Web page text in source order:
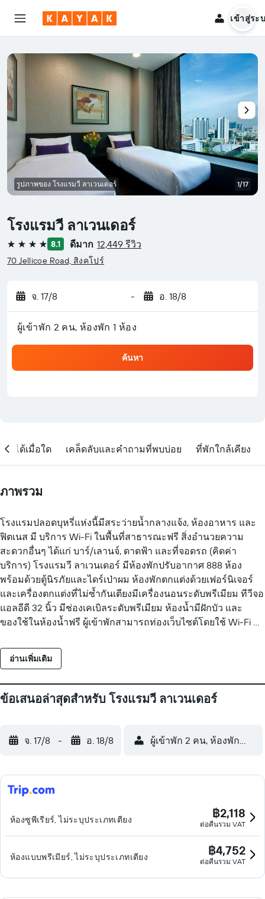
เข้าสู่ระ
โรงแรมวี ลาเวนเดอร์
4 ดาว 8.1 ดีมาก 12,449 รีวิว
70 Jellicoe Road, สิงคโปร์
จ. 17/8 - อ. 18/8
ผู้เข้าพัก 2 คน, ห้องพัก 1 ห้อง
ค้นหา
รูปภาพของ โรงแรมวี ลาเวนเดอร์ 1/17
องได้เมื่อใด เคล็ดลับและคำถามที่พบบ่อย ที่พักใกล้เคียง
ภาพรวม
โรงแรมปลอดบุหรี่แห่งนี้มีสระว่ายน้ำกลางแจ้ง, ห้องอาหาร และ
ฟิตเนส มี บริการ Wi-Fi ในพื้นที่สาธารณะฟรี สิ่งอำนวยความ
สะดวกอื่นๆ ได้แก่ บาร์/เลานจ์, ดาดฟ้า และที่จอดรถ (คิดค่า
บริการ) โรงแรมวี ลาเวนเดอร์ มีห้องพักปรับอากาศ 888 ห้อง
พร้อมด้วยตู้นิรภัยและไดร์เป่าผม ห้องพักตกแต่งด้วยเฟอร์นิเจอร์
และเครื่องตกแต่งที่ไม่ซ้ำกันเตียงมีเครื่องนอนระดับพรีเมียม ทีวีจอ
แอลอีดี 32 นิ้ว มีช่องเคเบิลระดับพรีเมียม ห้องน้ำมีฝักบัว และ
ของใช้ในห้องน้ำฟรี ผู้เข้าพักสามารถท่องเว็บไซต์โดยใช้ Wi-Fi ฟรี
ภายในประเทศฟรีให้บริการ (อาจมีข้อจำกัด) มีบริการทำความ
สะอาดทุกวัน และมีเตารีด/โต๊ะรีดผ้าบริการตามคำขอ สิ่งอำนวย
แจ้ง และฟิตเนส ห้ามเด็กอายุต่ำกว่า 8 ปี ใช้บริการสระว่ายน้ำโดย
ไม่มีผู้ดูแล ห้ามผู้เข้าพักอายุต่ำกว่า 8 ปี ใช้บริการฟิตเนส
อ่านเพิ่มเติม
ข้อเสนอล่าสุดสำหรับ โรงแรมวี ลาเวนเดอร์
จ. 17/8 - อ. 18/8 ผู้เข้าพัก 2 คน, ห้องพัก 1 ห้อง
ห้องซูพีเรียร์, ไม่ระบุประเภทเตียง ฿2,118
ต่อคืนรวม VAT
ห้องแบบพรีเมียร์, ไม่ระบุประเภทเตียง ฿4,752
ต่อคืนรวม VAT